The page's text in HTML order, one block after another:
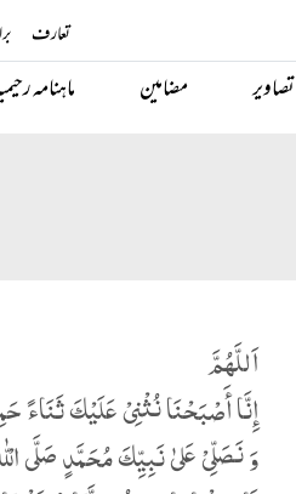
تعارف
تصاویر مضامین ماہنامہ
اَللَّهُمَّ
إِنَّا أَصْبَحْنَا نُثْنِیْ عَلَیْكَ ثَنَاءً
وَ نَصَلِّیْ عَلیٰ نَبِیِّكَ مُحَمَّدٍ صَلَّی